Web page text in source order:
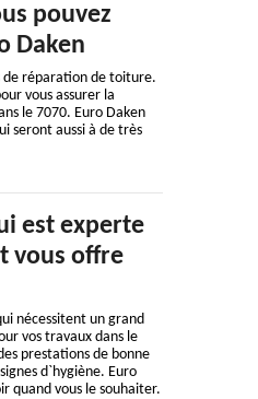
pouvez
Daken
de réparation de toiture.
vous assurer la
le 7070. Euro Daken
seront aussi à de très
est experte
vous offre
nécessitent un grand
vos travaux dans le
prestations de bonne
d`hygiène. Euro
quand vous le souhaiter.